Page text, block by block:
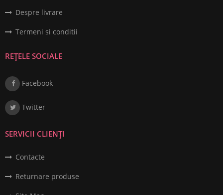
Despre livrare
Termeni si conditii
REȚELE SOCIALE
Facebook
Twitter
SERVICII CLIENȚI
Contacte
Returnare produse